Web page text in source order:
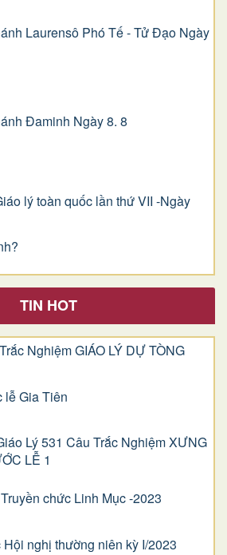
Laurensô Phó Tế - Tử Đạo Ngày
Đaminh Ngày 8. 8
lý toàn quốc lần thứ VII -Ngày
TIN HOT
Nghiệm GIÁO LÝ DỰ TÒNG
lễ Gia Tiên
Lý 531 Câu Trắc Nghiệm XƯNG
LỄ 1
chức Linh Mục -2023
Hội nghị thường niên kỳ I/2023